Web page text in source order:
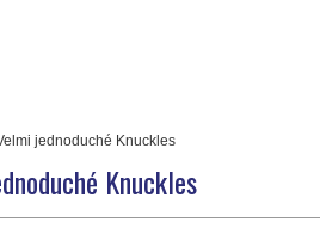
jednoduché Knuckles
Knuckles